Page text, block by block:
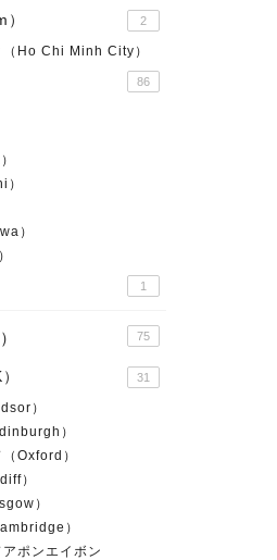
2
（Ho Chi Minh City）
86
）
1
75
31
）
）
Oxford）
）
）
）
ポンエイボン